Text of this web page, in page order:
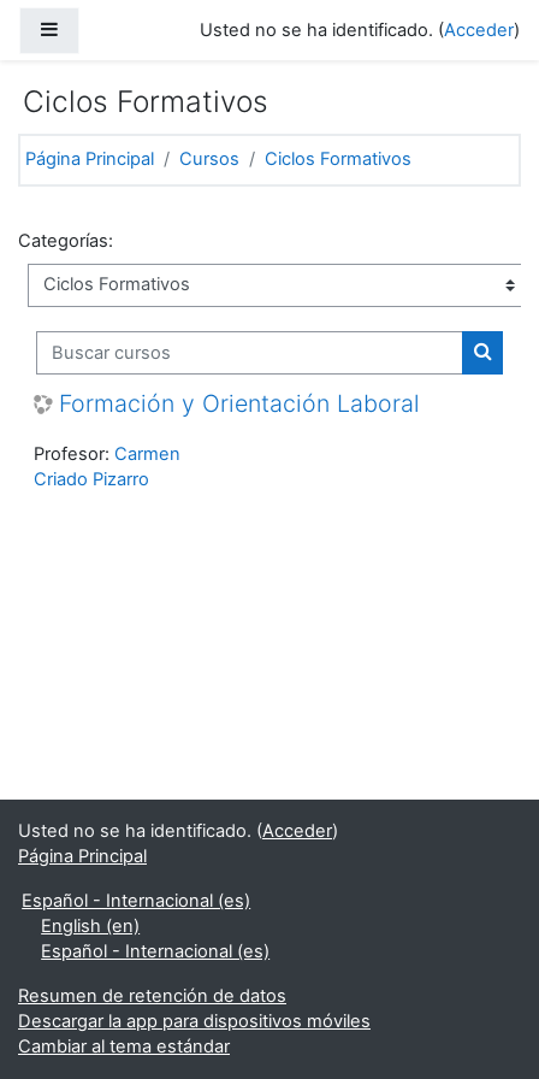
Usted no se ha identificado. (Acceder)
Ciclos Formativos
Página Principal Cursos Ciclos Formativos
Categorías:
Buscar cursos
Formación y Orientación Laboral
Profesor: Carmen
Criado Pizarro
Usted no se ha identificado. (Acceder)
Página Principal
Español - Internacional ‎(es)‎
English ‎(en)‎
Español - Internacional ‎(es)‎
Resumen de retención de datos
Descargar la app para dispositivos móviles
Cambiar al tema estándar